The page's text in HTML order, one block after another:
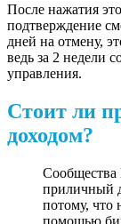
После нажатия
подтверждение
дней на отмену,
ведь за 2 недели
управления.
Стоит ли
доходом?
Сообщества
приличный
потому, что
помощью